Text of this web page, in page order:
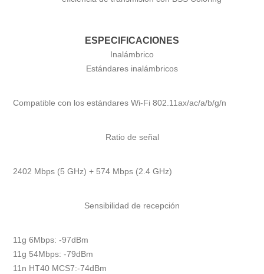
ESPECIFICACIONES
Inalámbrico
Estándares inalámbricos
Compatible con los estándares Wi-Fi 802.11ax/ac/a/b/g/n
Ratio de señal
2402 Mbps (5 GHz) + 574 Mbps (2.4 GHz)
Sensibilidad de recepción
11g 6Mbps: -97dBm
11g 54Mbps: -79dBm
11n HT40 MCS7:-74dBm